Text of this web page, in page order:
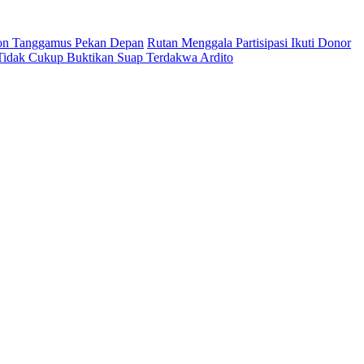
Tanggamus Pekan Depan Rutan Menggala Partisipasi Ikuti Donor
Cukup Buktikan Suap Terdakwa Ardito